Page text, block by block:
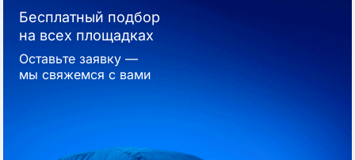
Бесплатный подбор
на всех площадках
Оставьте заявку —
мы свяжемся с вами